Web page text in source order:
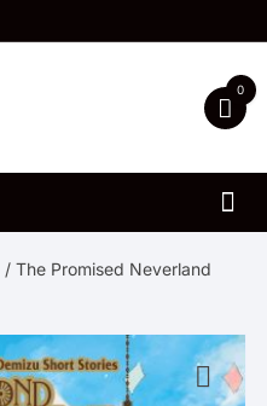
0
/ The Promised Neverland